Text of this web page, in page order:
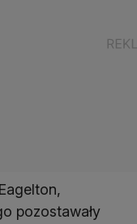
pozostawały